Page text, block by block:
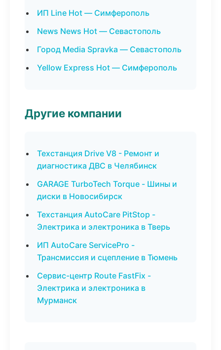
ИП Line Hot — Симферополь
News News Hot — Севастополь
Город Media Spravka — Севастополь
Yellow Express Hot — Симферополь
Другие компании
Техстанция Drive V8 - Ремонт и
диагностика ДВС в Челябинск
GARAGE TurboTech Torque - Шины и
диски в Новосибирск
Техстанция AutoCare PitStop -
Электрика и электроника в Тверь
ИП AutoCare ServicePro -
Трансмиссия и сцепление в Тюмень
Сервис-центр Route FastFix -
Электрика и электроника в
Мурманск